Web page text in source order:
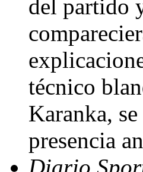
del partido
técnico
Karanka,
presencia
Diario